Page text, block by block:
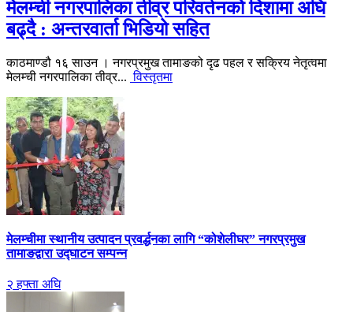
मेलम्ची नगरपालिका तीव्र परिवर्तनको दिशामा अघि
बढ्दै : अन्तरवार्ता भिडियो सहित
काठमाण्डौ १६ साउन । नगरप्रमुख तामाङको दृढ पहल र सक्रिय नेतृत्वमा
मेलम्ची नगरपालिका तीव्र... विस्तृतमा
मेलम्चीमा स्थानीय उत्पादन प्रवर्द्धनका लागि “कोशेलीघर” नगरप्रमुख
तामाङद्वारा उद्घाटन सम्पन्न
२ हफ्ता अघि